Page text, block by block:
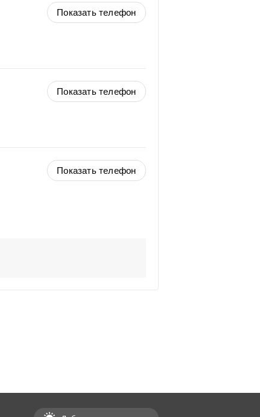
Показать телефон
Показать телефон
Показать телефон